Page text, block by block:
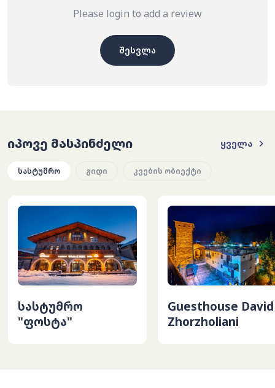
Please login to add a review
შესვლა
იპოვე მასპინძელი ყველა
სასტუმრო გიდი კვების ობიექტი
სასტუმრო
"ფოსტა"
Guesthouse David
Zhorzholiani